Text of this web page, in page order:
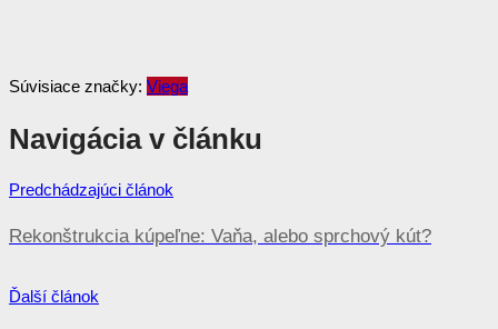
Súvisiace značky: Viega
Navigácia v článku
Predchádzajúci článok
Rekonštrukcia kúpeľne: Vaňa, alebo sprchový kút?
Ďalší článok